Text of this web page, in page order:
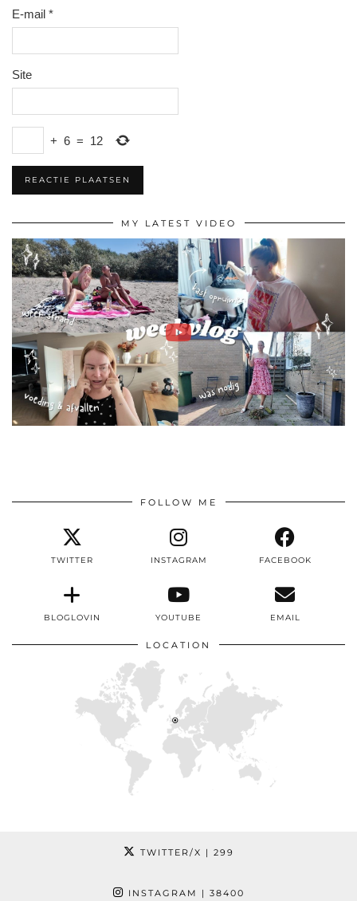
E-mail *
Site
+ 6 = 12
MY LATEST VIDEO
FOLLOW ME
TWITTER INSTAGRAM FACEBOOK
BLOGLOVIN YOUTUBE EMAIL
LOCATION
TWITTER/X | 299
INSTAGRAM | 38400